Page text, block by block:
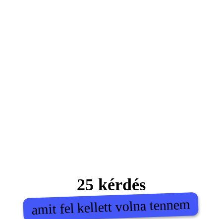
25 kérdés
amit fel kellett volna tennem